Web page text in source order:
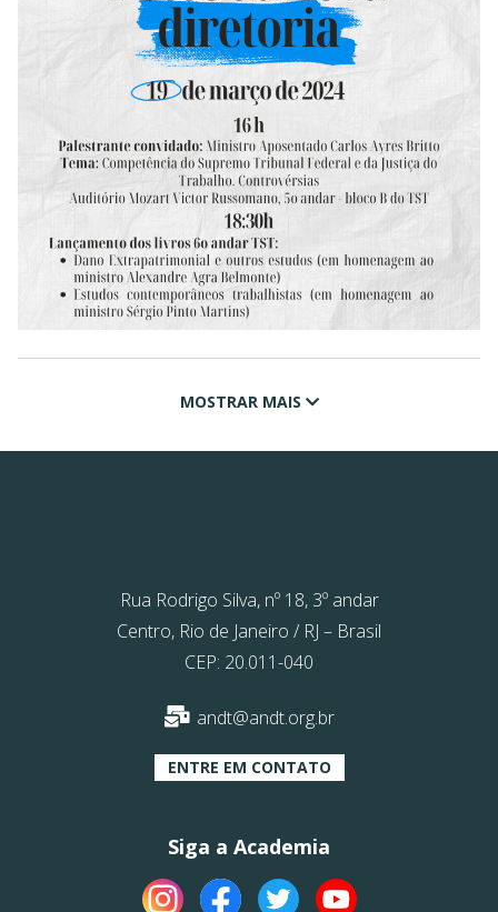
MOSTRAR MAIS
Rua Rodrigo Silva, nº 18, 3º andar
Centro, Rio de Janeiro / RJ – Brasil
CEP: 20.011-040
andt@andt.org.br
ENTRE EM CONTATO
Siga a Academia